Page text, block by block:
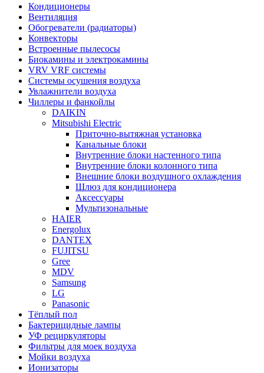
Кондиционеры
Вентиляция
Обогреватели (радиаторы)
Конвекторы
Встроенные пылесосы
Биокамины и электрокамины
VRV VRF системы
Системы осушения воздуха
Увлажнители воздуха
Чиллеры и фанкойлы
DAIKIN
Mitsubishi Electric
Приточно-вытяжная установка
Канальные блоки
Внутренние блоки настенного типа
Внутренние блоки колонного типа
Внешние блоки воздушного охлаждения
Шлюз для кондиционера
Аксессуары
Мультизональные
HAIER
Energolux
DANTEX
FUJITSU
Gree
MDV
Samsung
LG
Panasonic
Тёплый пол
Бактерицидные лампы
УФ рециркуляторы
Фильтры для моек воздуха
Мойки воздуха
Ионизаторы